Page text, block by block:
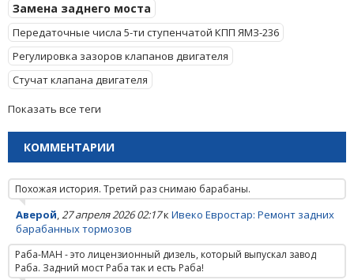
Замена заднего моста
Передаточные числа 5-ти ступенчатой КПП ЯМЗ-236
Регулировка зазоров клапанов двигателя
Стучат клапана двигателя
Показать все теги
КОММЕНТАРИИ
Похожая история. Третий раз снимаю барабаны.
Аверой,27 апреля 2026 02:17к Ивеко Евростар: Ремонт задних
барабанных тормозов
Раба-МАН - это лицензионный дизель, который выпускал завод
Раба. Задний мост Раба так и есть Раба!